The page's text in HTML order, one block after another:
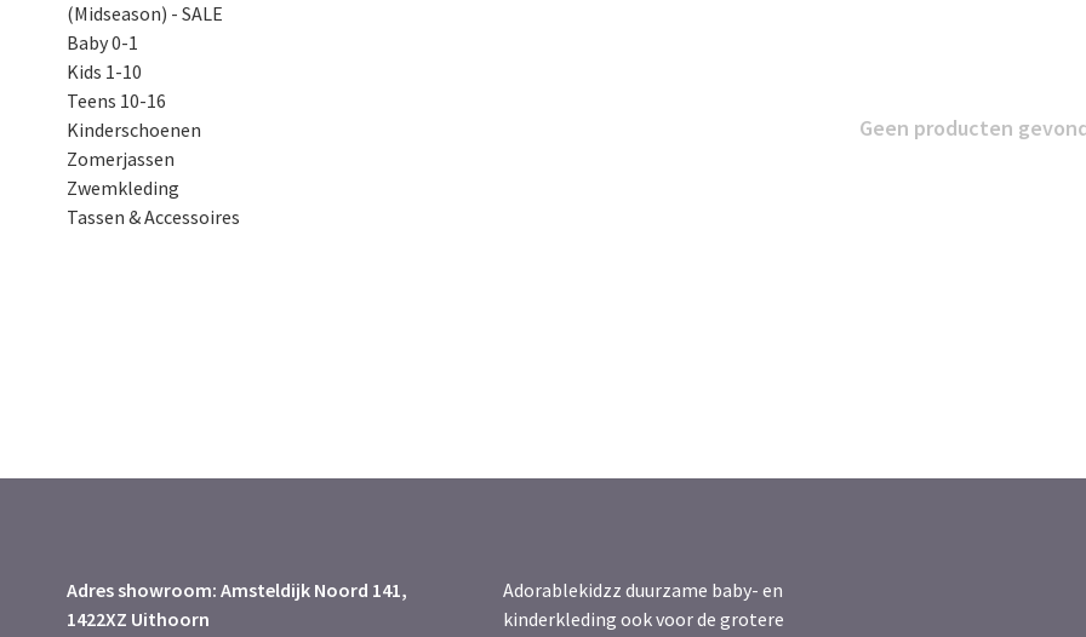
(Midseason) - SALE
Baby 0-1
Kids 1-10
Teens 10-16
Kinderschoenen
Zomerjassen
Zwemkleding
Tassen & Accessoires
Geen producten
Adres showroom: Amsteldijk Noord 141,
1422XZ Uithoorn
Adorablekidzz duurzame baby- en
kinderkleding ook voor de grotere